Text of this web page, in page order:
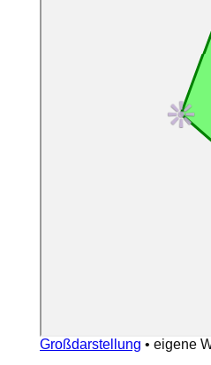
Großdarstellung • eigene